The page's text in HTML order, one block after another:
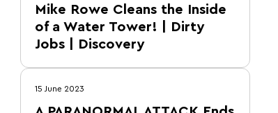
Mike Rowe Cleans the Inside
of a Water Tower! | Dirty
Jobs | Discovery
15 June 2023